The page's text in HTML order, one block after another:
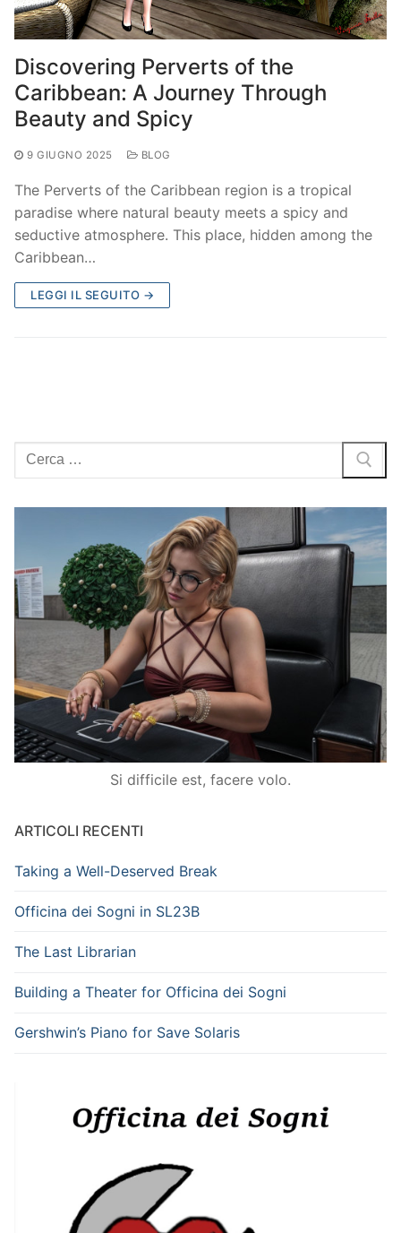
Discovering Perverts of the
Caribbean: A Journey Through
Beauty and Spicy
9 GIUGNO 2025 BLOG
The Perverts of the Caribbean region is a tropical
paradise where natural beauty meets a spicy and
seductive atmosphere. This place, hidden among the
Caribbean…
LEGGI IL SEGUITO →
Cerca:
Si difficile est, facere volo.
ARTICOLI RECENTI
Taking a Well-Deserved Break
Officina dei Sogni in SL23B
The Last Librarian
Building a Theater for Officina dei Sogni
Gershwin’s Piano for Save Solaris